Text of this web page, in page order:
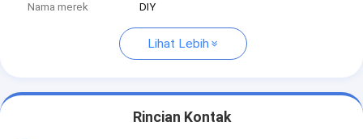
Nama merek
DIY
Lihat Lebih
Rincian Kontak